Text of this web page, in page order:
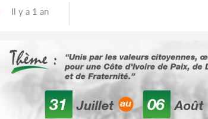
Il y a 1 an